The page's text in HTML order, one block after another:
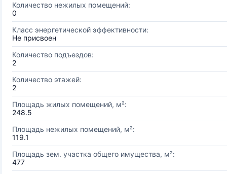
Количество нежилых помещений:
0
Класс энергетической эффективности:
Не присвоен
Количество подъездов:
2
Количество этажей:
2
Площадь жилых помещений, м²:
248.5
Площадь нежилых помещений, м²:
119.1
Площадь зем. участка общего имущества, м²:
477